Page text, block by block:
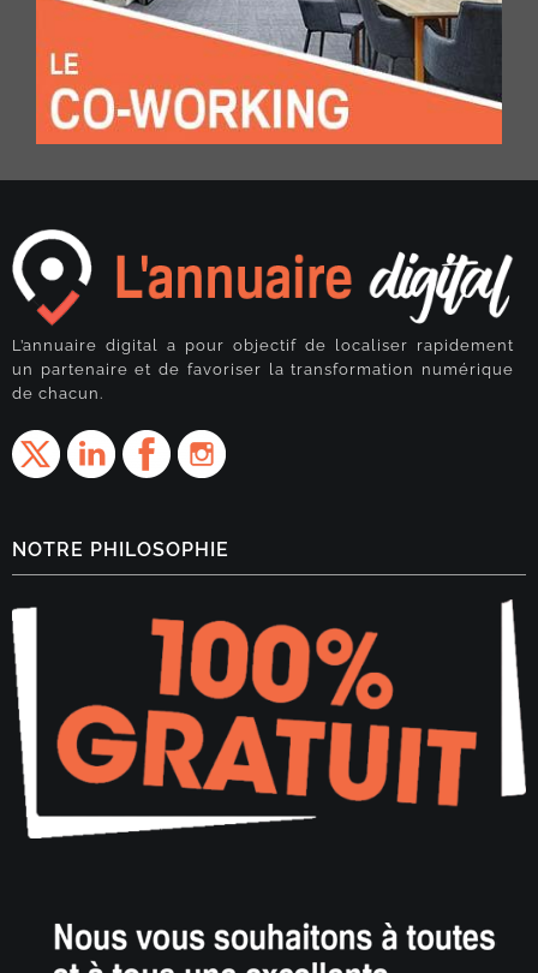
L’annuaire digital a pour objectif de localiser rapidement
un partenaire et de favoriser la transformation numérique
de chacun.
NOTRE PHILOSOPHIE